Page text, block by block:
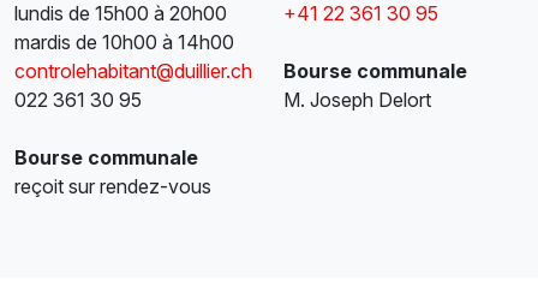
lundis de 15h00 à 20h00
mardis de 10h00 à 14h00
controlehabitant@duillier.ch
022 361 30 95
Bourse communale
reçoit sur rendez-vous
+41 22 361 30 95
Bourse communale
M. Joseph Delort